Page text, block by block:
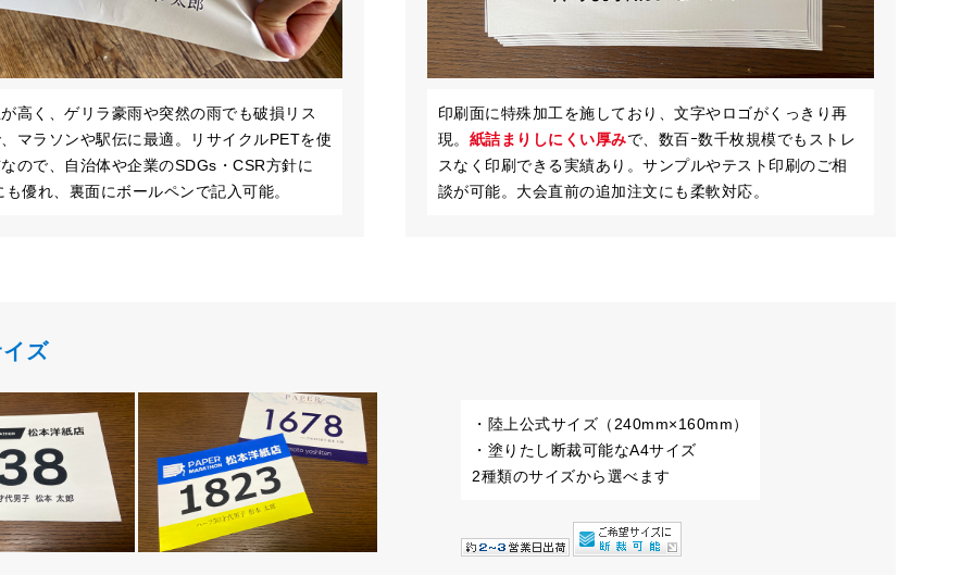
高く、ゲリラ豪雨や突然の雨でも破損リス
マラソンや駅伝に最適。リサイクルPETを使
ので、自治体や企業のSDGs・CSR方針に
優れ、裏面にボールペンで記入可能。
印刷面に特殊加工を施しており、文字やロゴがくっきり再
現。 紙詰まりしにくい厚みで、数百ｰ数千枚規模でもストレ
スなく印刷できる実績あり。サンプルやテスト印刷のご相
談が可能。大会直前の追加注文にも柔軟対応。
ズ
・陸上公式サイズ（240mm×160mm）
・塗りたし断裁可能なA4サイズ
2種類のサイズから選べます